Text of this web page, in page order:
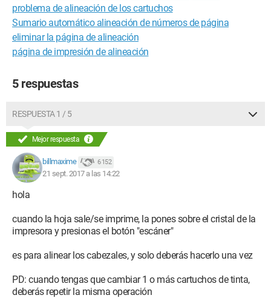
problema de alineación de los cartuchos
Sumario automático alineación de números de página
eliminar la página de alineación
página de impresión de alineación
5 respuestas
RESPUESTA 1 / 5
Mejor respuesta
billmaxime 6 152
21 sept. 2017 a las 14:22
hola
cuando la hoja sale/se imprime, la pones sobre el cristal de la
impresora y presionas el botón "escáner"
es para alinear los cabezales, y solo deberás hacerlo una vez
PD: cuando tengas que cambiar 1 o más cartuchos de tinta,
deberás repetir la misma operación